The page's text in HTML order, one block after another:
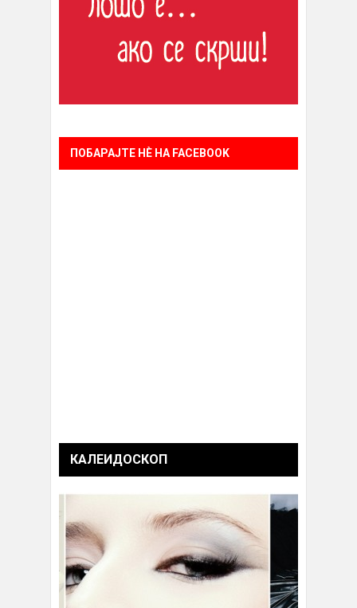
ПОБАРАЈТЕ НÈ НА FACEBOOK
КАЛЕИДОСКОП